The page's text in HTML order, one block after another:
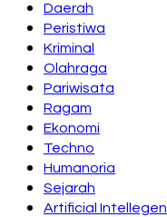
Daerah
Peristiwa
Kriminal
Olahraga
Pariwisata
Ragam
Ekonomi
Techno
Humanoria
Sejarah
Artificial Intellegen